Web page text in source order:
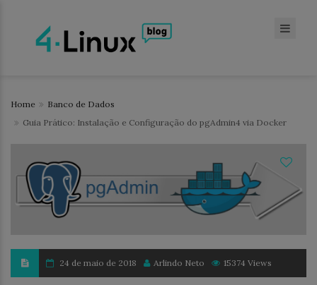
Home
Banco de Dados
Guia Prático: Instalação e Configuração do pgAdmin4 via Docker
24 de maio de 2018 Arlindo Neto 15374 Views